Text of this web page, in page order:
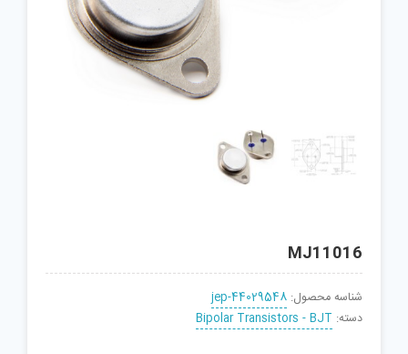
MJ11016
شناسه محصول: jep-44029548
دسته: Bipolar Transistors - BJT